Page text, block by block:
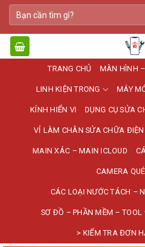
Bỏ
qua
nội
dung
Tìm
kiếm:
TRANG CHỦ MÀN HÌNH
LINH KIỆN TRONG MÁY
KÍNH HIỂN VI DỤNG CỤ SỬA
VỈ LÀM CHÂN SỬA CHỮA ĐIỆN
MAIN XÁC – MAIN ICLOUD
CAMERA
CÁC LOẠI NƯỚC TÁCH –
SƠ ĐỒ – PHẦN MỀM – TOOL
> KIỂM TRA ĐƠN